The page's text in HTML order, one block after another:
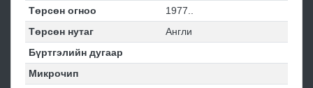
Төрсөн огноо
1977..
Төрсөн нутаг
Англи
Бүртгэлийн дугаар
Микрочип